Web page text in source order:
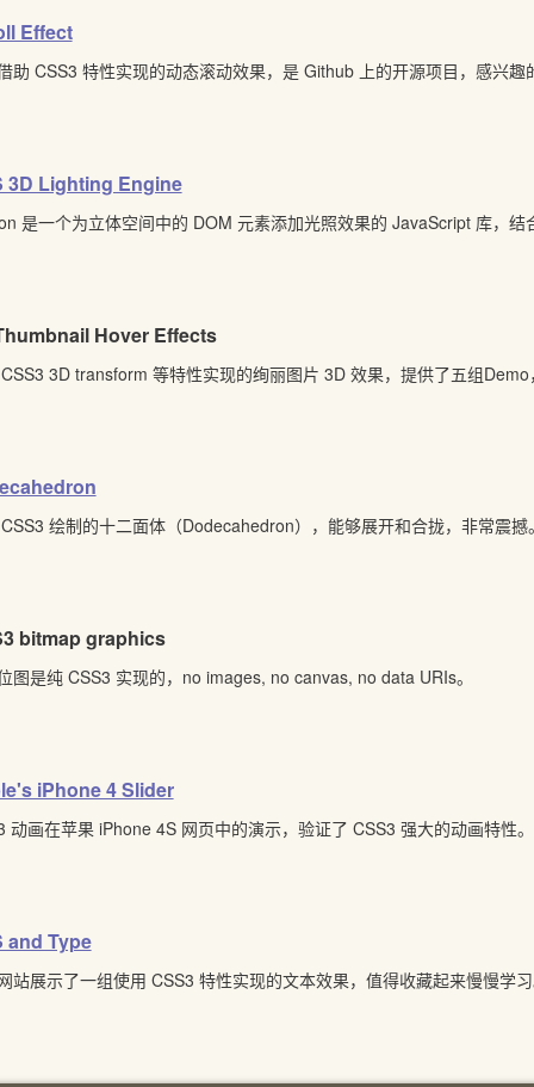
Effect
助 CSS3 特性实现的动态滚动效果，是 Github 上的开源项目，感兴趣
3D Lighting Engine
是一个为立体空间中的 DOM 元素添加光照效果的 JavaScript 库，结
Hover Effects
3D transform 等特性实现的绚丽图片 3D 效果，提供了五组
绘制的十二面体（Dodecahedron），能够展开和合拢，非常震撼
bitmap graphics
图是纯 CSS3 实现的，no images, no canvas, no data URIs。
iPhone 4 Slider
动画在苹果 iPhone 4S 网页中的演示，验证了 CSS3 强大的动画特性。
and Type
站展示了一组使用 CSS3 特性实现的文本效果，值得收藏起来慢慢学